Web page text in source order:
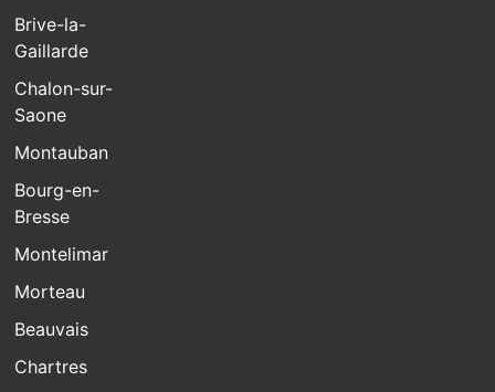
Brive-la-
Gaillarde
Chalon-sur-
Saone
Montauban
Bourg-en-
Bresse
Montelimar
Morteau
Beauvais
Chartres